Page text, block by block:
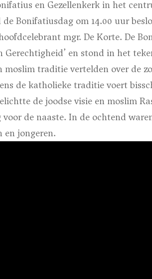
en Gezellenkerk in het
Bonifatiusdag om 14.00 uur
mgr. De Korte. De
en stond in het
moslim traditie vertelden over de
de katholieke traditie voert
de joodse visie en moslim
de naaste. In de ochtend
en jongeren.